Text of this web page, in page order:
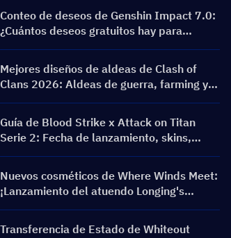
Conteo de deseos de Genshin Impact 7.0:
¿Cuántos deseos gratuitos hay para
Odette?
Mejores diseños de aldeas de Clash of
Clans 2026: Aldeas de guerra, farming y
anti 3 estrellas de TH12 a TH18
Guía de Blood Strike x Attack on Titan
Serie 2: Fecha de lanzamiento, skins,
recompensas y evento de recarga
Nuevos cosméticos de Where Winds Meet:
¡Lanzamiento del atuendo Longing's
Refrain y el aspecto de arma Silent Voice:
Crest Aria!
Transferencia de Estado de Whiteout